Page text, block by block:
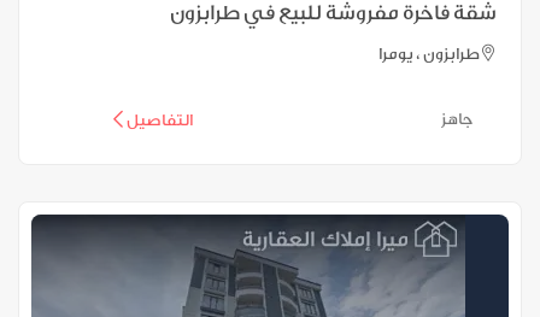
شقة فاخرة مفروشة للبيع في طرابزون
طرابزون ، يومرا
التفاصيل